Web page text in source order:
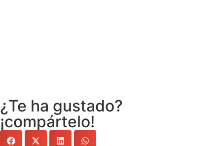
¿Te ha gustado?
¡compártelo!